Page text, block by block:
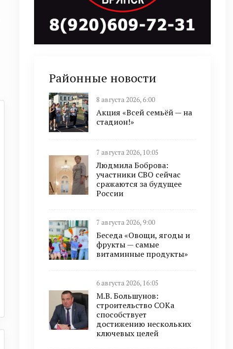
Районные новости
8 августа 2026, 6:00
Акция «Всей семьёй — на
стадион!»
7 августа 2026, 10:05
Людмила Боброва:
участники СВО сейчас
сражаются за будущее
России
7 августа 2026, 9:00
Беседа «Овощи, ягоды и
фрукты — самые
витаминные продукты»
6 августа 2026, 16:05
М.В. Большунов:
строительство СОКа
способствует
достижению нескольких
ключевых целей